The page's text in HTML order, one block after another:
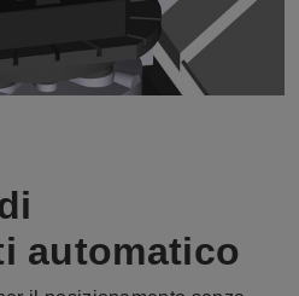
automatico